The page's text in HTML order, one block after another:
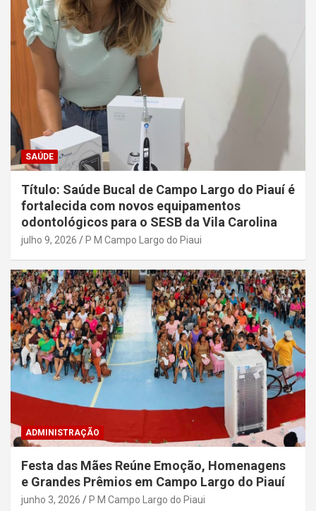
SAÚDE
Título: Saúde Bucal de Campo Largo do Piauí é
fortalecida com novos equipamentos
odontológicos para o SESB da Vila Carolina
julho 9, 2026 P M Campo Largo do Piaui
ADMINISTRAÇÃO
Festa das Mães Reúne Emoção, Homenagens
e Grandes Prêmios em Campo Largo do Piauí
junho 3, 2026 P M Campo Largo do Piaui